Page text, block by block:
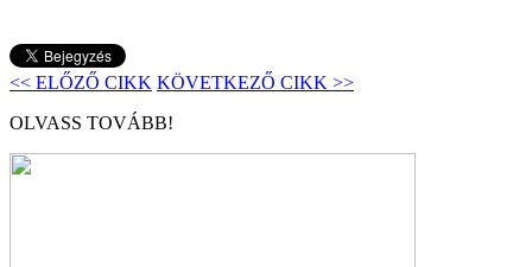
<< ELŐZŐ CIKK KÖVETKEZŐ CIKK >>
OLVASS TOVÁBB!